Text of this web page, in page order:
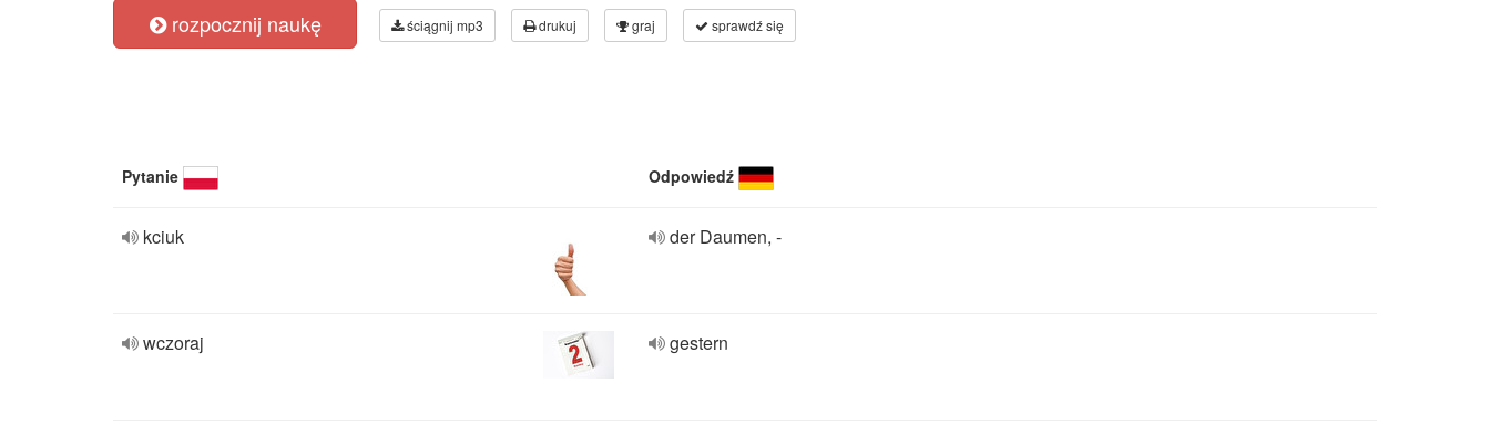
rozpocznij naukę ściągnij mp3 drukuj graj sprawdź się
Pytanie Odpowiedź
kciuk der Daumen, -
wczoraj gestern